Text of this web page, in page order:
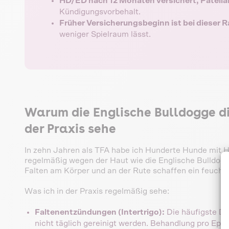
Kündigungsvorbehalt.
Früher Versicherungsbeginn ist bei dieser
weniger Spielraum lässt.
Warum die Englische Bulldogge
der Praxis sehe
In zehn Jahren als TFA habe ich Hunderte Hunde mit
regelmäßig wegen der Haut wie die Englische
Falten am Körper und an der Rute schaffen ein
Was ich in der Praxis regelmäßig sehe:
Faltenentzündungen (Intertrigo): Die häufigste
nicht täglich gereinigt werden. Behandlung pro